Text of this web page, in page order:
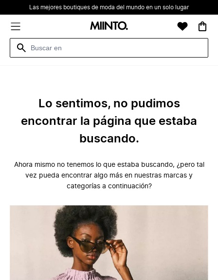
Las mejores boutiques de moda del mundo en un solo lugar
Lo sentimos, no pudimos
encontrar la página que estaba
buscando.
Ahora mismo no tenemos lo que estaba buscando, ¿pero tal
vez pueda encontrar algo más en nuestras marcas y
categorías a continuación?